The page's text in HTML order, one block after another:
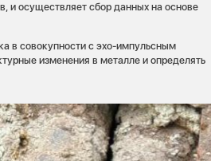
и осуществляет сбор данных на основе
в совокупности с эхо-импульсным
изменения в металле и определять